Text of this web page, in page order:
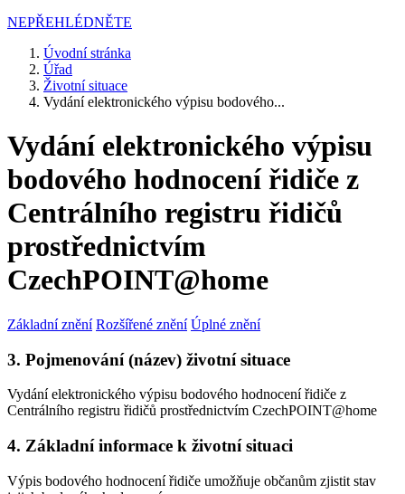
NEPŘEHLÉDNĚTE
Úvodní stránka
Úřad
Životní situace
Vydání elektronického výpisu bodového...
Vydání elektronického výpisu
bodového hodnocení řidiče z
Centrálního registru řidičů
prostřednictvím
CzechPOINT@home
Základní znění Rozšířené znění Úplné znění
3. Pojmenování (název) životní situace
Vydání elektronického výpisu bodového hodnocení řidiče z
Centrálního registru řidičů prostřednictvím CzechPOINT@home
4. Základní informace k životní situaci
Výpis bodového hodnocení řidiče umožňuje občanům zjistit stav